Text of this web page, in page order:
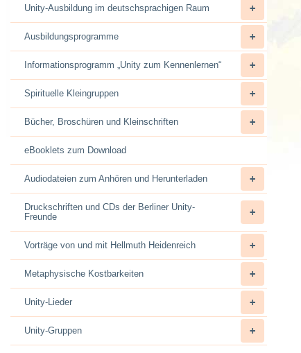
Unity-Ausbildung im deutschsprachigen Raum
Ausbildungsprogramme
Informationsprogramm „Unity zum Kennenlernen“
Spirituelle Kleingruppen
Bücher, Broschüren und Kleinschriften
eBooklets zum Download
Audiodateien zum Anhören und Herunterladen
Druckschriften und CDs der Berliner Unity-
Freunde
Vorträge von und mit Hellmuth Heidenreich
Metaphysische Kostbarkeiten
Unity-Lieder
Unity-Gruppen